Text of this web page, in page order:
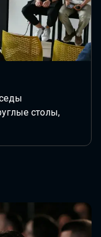
столы,